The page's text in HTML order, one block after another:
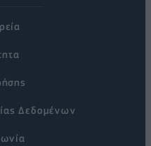
Δεδομένων